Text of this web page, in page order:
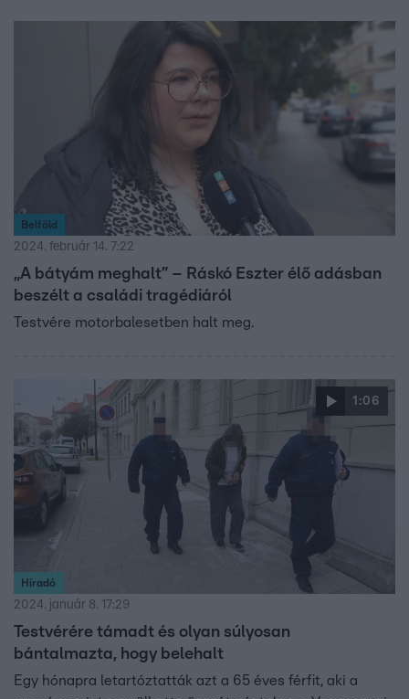
Belföld
2024. február 14. 7:22
„A bátyám meghalt” – Ráskó Eszter élő adásban
beszélt a családi tragédiáról
Testvére motorbalesetben halt meg.
1:06
Híradó
2024. január 8. 17:29
Testvérére támadt és olyan súlyosan
bántalmazta, hogy belehalt
Egy hónapra letartóztatták azt a 65 éves férfit, aki a